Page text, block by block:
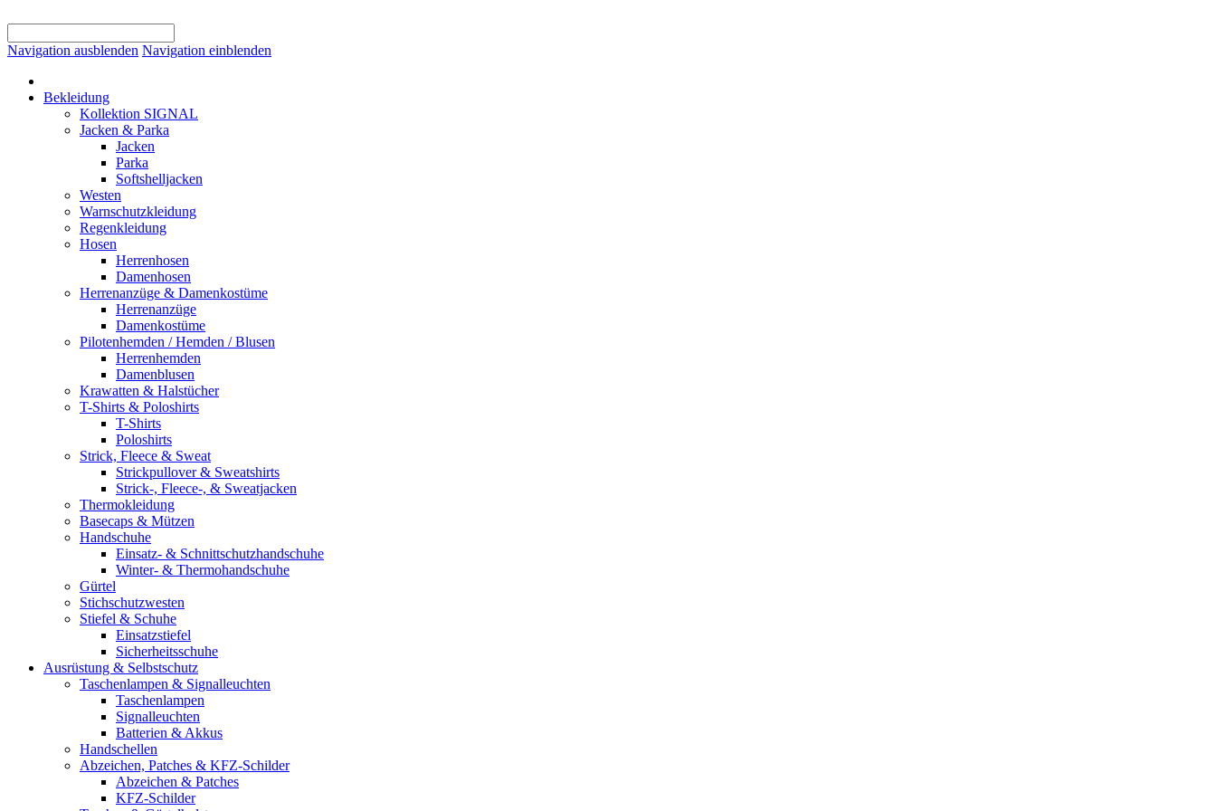
Navigation ausblenden Navigation einblenden
Bekleidung
Kollektion SIGNAL
Jacken & Parka
Jacken
Parka
Softshelljacken
Westen
Warnschutzkleidung
Regenkleidung
Hosen
Herrenhosen
Damenhosen
Herrenanzüge & Damenkostüme
Herrenanzüge
Damenkostüme
Pilotenhemden / Hemden / Blusen
Herrenhemden
Damenblusen
Krawatten & Halstücher
T-Shirts & Poloshirts
T-Shirts
Poloshirts
Strick, Fleece & Sweat
Strickpullover & Sweatshirts
Strick-, Fleece-, & Sweatjacken
Thermokleidung
Basecaps & Mützen
Handschuhe
Einsatz- & Schnittschutzhandschuhe
Winter- & Thermohandschuhe
Gürtel
Stichschutzwesten
Stiefel & Schuhe
Einsatzstiefel
Sicherheitsschuhe
Ausrüstung & Selbstschutz
Taschenlampen & Signalleuchten
Taschenlampen
Signalleuchten
Batterien & Akkus
Handschellen
Abzeichen, Patches & KFZ-Schilder
Abzeichen & Patches
KFZ-Schilder